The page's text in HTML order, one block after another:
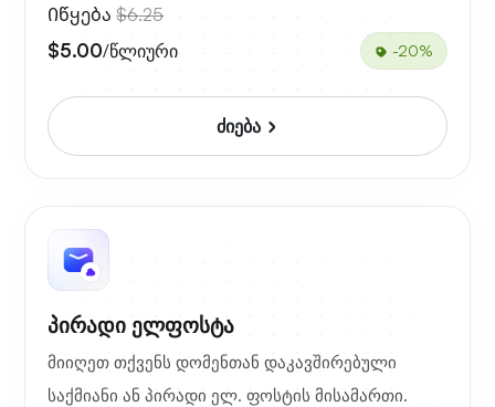
Იწყება $6.25
$5.00/წლიური -20%
ძიება
პირადი ელფოსტა
მიიღეთ თქვენს დომენთან დაკავშირებული
საქმიანი ან პირადი ელ. ფოსტის მისამართი.